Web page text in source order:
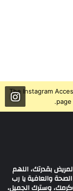
The Instagram
بقدرتك، اللهم
والعافية يا رب
وسترك الجميل،